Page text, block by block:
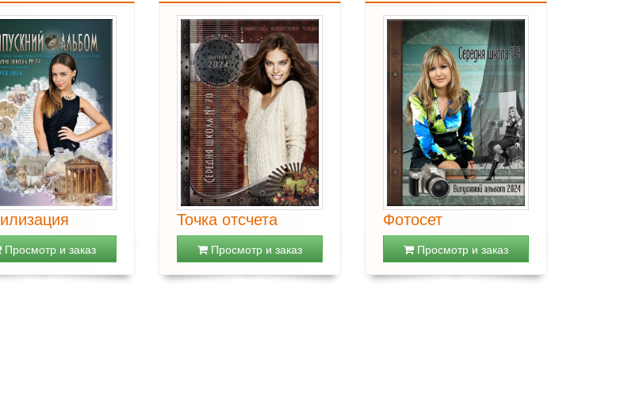
Просмотр и заказ
Точка отсчета
Просмотр и заказ
Фотосет
Просмотр и заказ